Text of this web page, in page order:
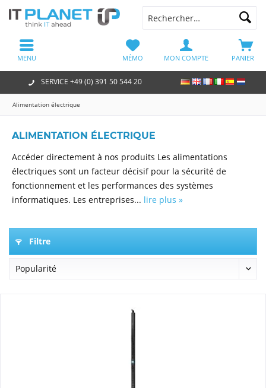
SERVICE +49 (0) 391 50 544 20
PANIER
MÉMO MON COMPTE
MENU
Alimentation électrique
ALIMENTATION ÉLECTRIQUE
Accéder directement à nos produits Les alimentations
électriques sont un facteur décisif pour la sécurité de
fonctionnement et les performances des systèmes
informatiques. Les entreprises... lire plus »
Filtre